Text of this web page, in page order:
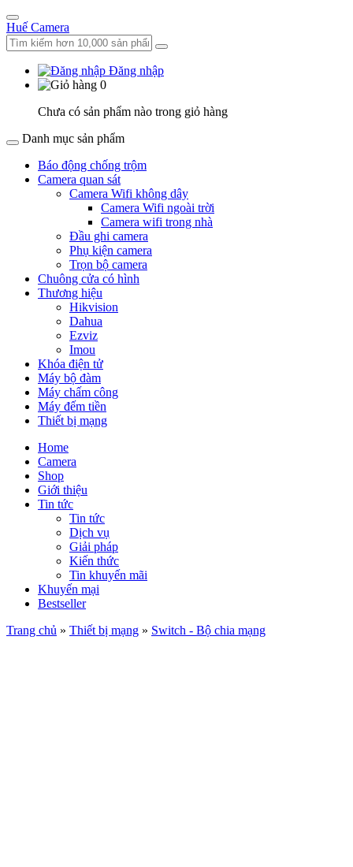
Huế Camera
Đăng nhập
0
Chưa có sản phẩm nào trong giỏ hàng
Danh mục sản phẩm
Báo động chống trộm
Camera quan sát
Camera Wifi không dây
Camera Wifi ngoài trời
Camera wifi trong nhà
Đầu ghi camera
Phụ kiện camera
Trọn bộ camera
Chuông cửa có hình
Thương hiệu
Hikvision
Dahua
Ezviz
Imou
Khóa điện tử
Máy bộ đàm
Máy chấm công
Máy đếm tiền
Thiết bị mạng
Home
Camera
Shop
Giới thiệu
Tin tức
Tin tức
Dịch vụ
Giải pháp
Kiến thức
Tin khuyến mãi
Khuyến mại
Bestseller
Trang chủ » Thiết bị mạng » Switch - Bộ chia mạng